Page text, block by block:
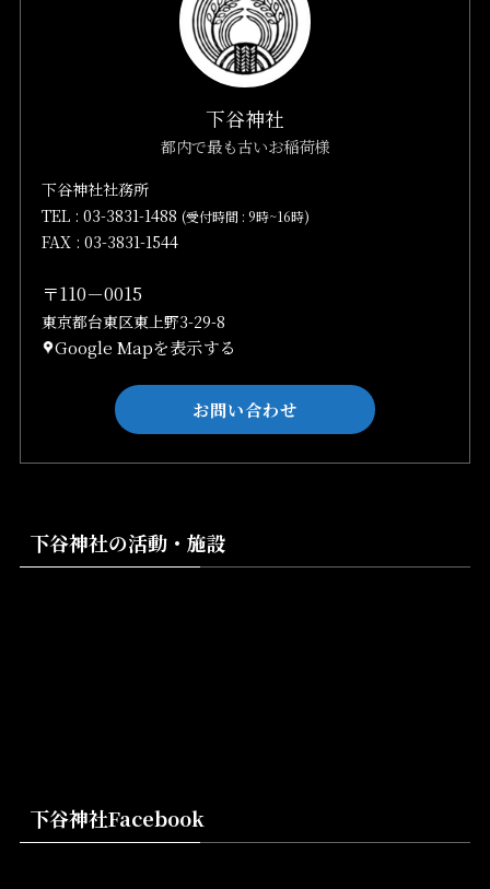
下谷神社
都内で最も古いお稲荷様
下谷神社社務所
TEL :03-3831-1488 (受付時間 : 9時~16時)
FAX : 03-3831-1544
〒110－0015
東京都台東区東上野3-29-8
Google Mapを表示する
お問い合わせ
下谷神社の活動・施設
下谷神社Facebook